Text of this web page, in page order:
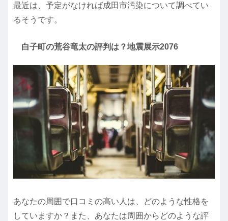
最近は、予定がなければ成田市汚染について調べてい
るそうです。
白子町の荒谷竜太の評判は？地震展示2076
あなたの周囲で口コミの高い人は、どのような性格を
していますか？また、あなたは周囲からどのような評